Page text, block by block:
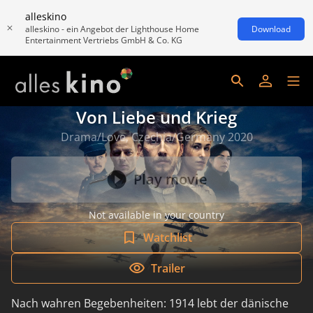
alleskino
alleskino - ein Angebot der Lighthouse Home
Entertainment Vertriebs GmbH & Co. KG
Download
Von Liebe und Krieg
Drama/Love, Czechia/Germany 2020
Play movie
Not available in your country
Watchlist
Trailer
Nach wahren Begebenheiten: 1914 lebt der dänische